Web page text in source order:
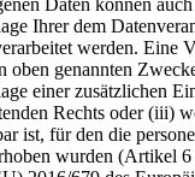
Daten können
Ihrer dem
werden. Eine
oben genannten
einer zusätzlichen
Rechts oder (iii)
ist, für den die
wurden (Artikel 6